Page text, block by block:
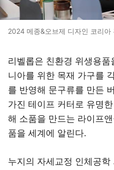
2024 메종&오브제 디자인 코리
리벨롭은 친환경 위생용
니아를 위한 목재 가구를
를 반영해 문구류를 만든
가진 테이프 커터로 유명
해 소품을 만드는 라이프
품을 세계에 알린다.
누지의 자세교정 인체공